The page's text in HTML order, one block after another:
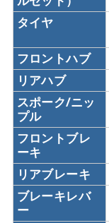
タイヤ
フロントハブ
リアハブ
スポーク/ニッ
プル
フロントブレ
ーキ
リアブレーキ
ブレーキレバ
ー